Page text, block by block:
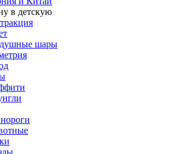
в детскую
шары